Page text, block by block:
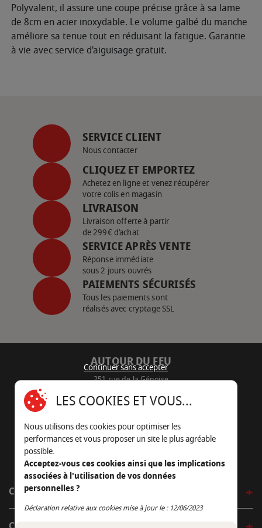
Polyvalent, il assure une coupe précise grâce à sa lame
de 8cm en acier inoxydable. Le volume galbé du manche
améliore sa tenue tout en réduisant la fatigue. Garantie
à vie avec service d'aiguisage gratuit.
SERVICE CLIENT
Nous contacter
CLIQUEZ ET EMPORTEZ
Achetez en ligne et venez récupérer
votre colis en magasin
LIVRAISON
Livraison offerte à partir
de 299€ d’achat
SERVICE APRÈS VENTE
Réponse immédiate
sous 2 jours ouvrés
PAIEMENTS SÉCURISÉS
Tous les paiements sont
réalisés avec cryptage SSL
AUTOUR DU FEU
251 rue de la Génoise
05 45 22 98 09
Nous envoyer un e-mail
CÔTÉ OUTDOOR
Continuer sans accepter
LES COOKIES ET VOUS...
Nous utilisons des cookies pour optimiser les
performances et vous proposer un site le plus agréable
possible.
Acceptez-vous ces cookies ainsi que les implications
associées à l'utilisation de vos données
personnelles ?
Déclaration relative aux cookies mise à jour le : 12/06/2023
Continuer sans accepter